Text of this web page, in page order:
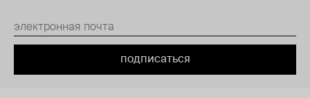
подписаться